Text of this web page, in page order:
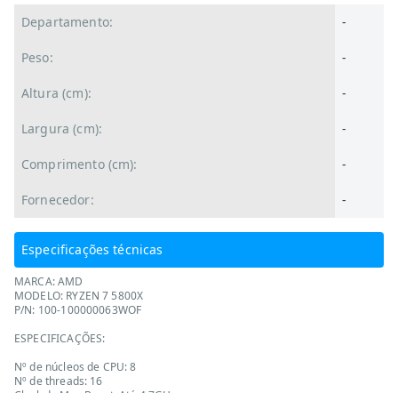
Departamento: -
Peso: -
Altura (cm): -
Largura (cm): -
Comprimento (cm): -
Fornecedor: -
Especificações técnicas
MARCA: AMD
MODELO: RYZEN 7 5800X
P/N: 100-100000063WOF
ESPECIFICAÇÕES:
Nº de núcleos de CPU: 8
Nº de threads: 16